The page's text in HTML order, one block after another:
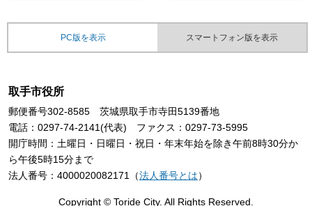
PC版を表示 スマートフォン版を表示
取手市役所
郵便番号302-8585 茨城県取手市寺田5139番地
電話：0297-74-2141(代表) ファクス：0297-73-5995
開庁時間：土曜日・日曜日・祝日・年末年始を除き午前8時30分か
ら午後5時15分まで
法人番号：4000020082171（法人番号とは）
Copyright © Toride City. All Rights Reserved.